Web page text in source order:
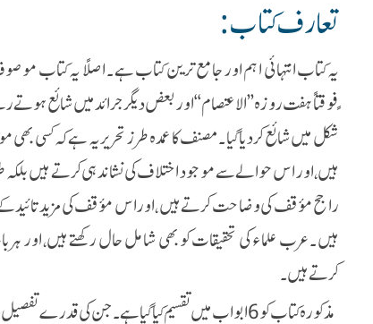
تعارف کتاب :
یہ کتاب انتہائی اہم اور جامع ترین کتاب ہے ۔ اصلاً یہ کتاب
ًفوقتاً ہفت روزہ ’’الاعتصام ‘‘ اور بعض دیگر جرائد میں شائع ہوتے
شکل میں شائع کردیا گیا ۔مصنف کا عمدہ طرز تحریر یہ ہے کہ
ہیں ،اور اس حوالے سے موجود اختلاف کی نشاندہی کرتے ہیں بلکہ
راجح مؤقف کی وضاحت کرتے ہیں ،اور اس مؤقف کی مزید تائید
ہیں ۔عرب علماء کی تحقیقات کو بھی شامل حال رکھتے ہیں، اور
کرتے ہیں ۔
مذکورہ کتاب کو 6 ابواب میں تقسیم کیا گیا ہے ۔جن کی قدرے تفصیل درج ذیل ہے ۔